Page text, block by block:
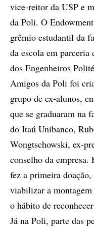
vice-reitor da USP e
da Poli. O
grêmio estudantil da
da escola em parceria
dos Engenheiros
Amigos da Poli foi
grupo de ex-alunos,
que se graduaram na
do Itaú Unibanco,
Wongtschowski, ex-
conselho da
fez a primeira
viabilizar a
o hábito de
Já na Poli, parte das